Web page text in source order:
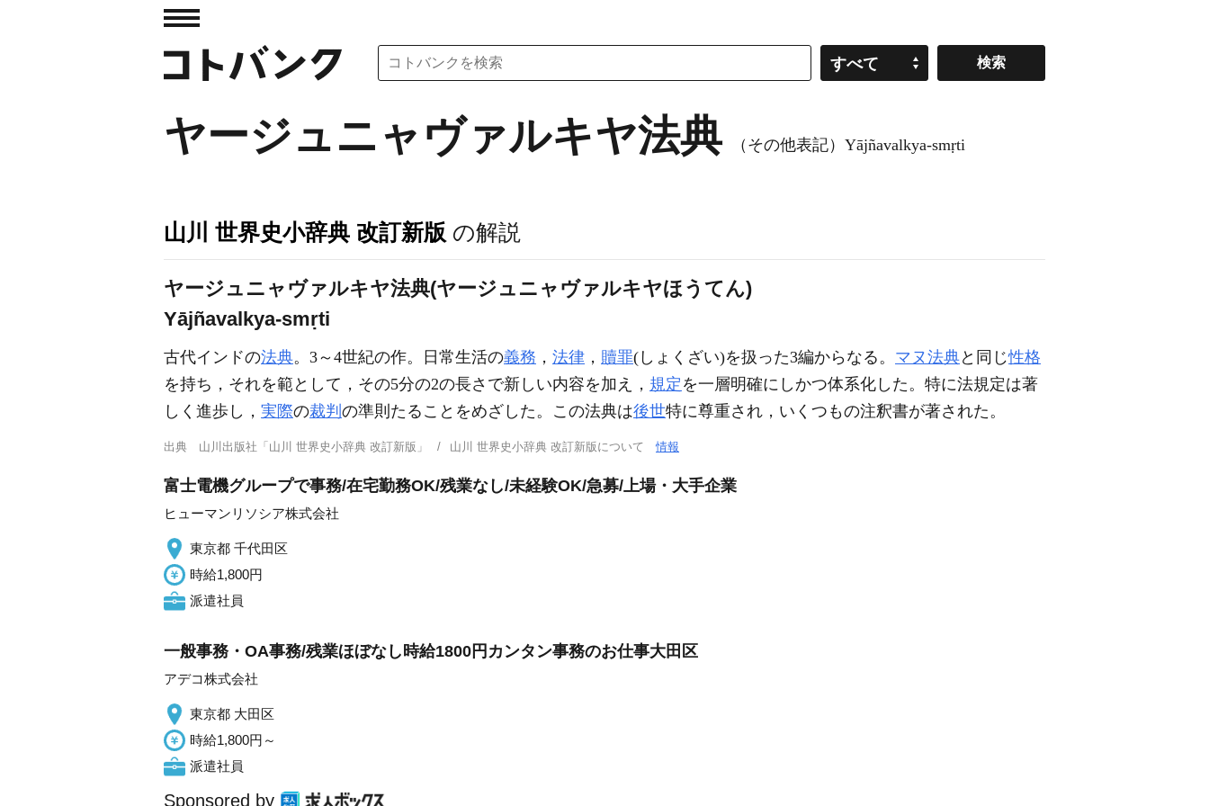
すべて
ヤージュニャヴァルキヤ法典 （その他表記）Yājñavalkya-smṛti
山川 世界史小辞典 改訂新版 の解説
ヤージュニャヴァルキヤ法典(ヤージュニャヴァルキヤほうてん)
Yājñavalkya-smṛti
古代インドの法典。3～4世紀の作。日常生活の義務 ， 法律 ， 贖罪(しょくざい)を扱った3編からなる。 マヌ法典と同じ性格
を持ち，それを範として，その5分の2の長さで新しい内容を加え， 規定 を一層明確にしかつ体系化した。特に法規定は著
しく進歩し， 実際の裁判 の準則たることをめざした。この法典は後世特に尊重され，いくつもの注釈書が著された。
出典 山川出版社「山川 世界史小辞典 改訂新版」 山川 世界史小辞典 改訂新版について情報
富士電機グループで事務/在宅勤務OK/残業なし/未経験OK/急募/上場・大手企業
ヒューマンリソシア株式会社
東京都 千代田区
時給1,800円
派遣社員
一般事務・OA事務/残業ほぼなし時給1800円カンタン事務のお仕事大田区
アデコ株式会社
東京都 大田区
時給1,800円～
派遣社員
Sponsored by